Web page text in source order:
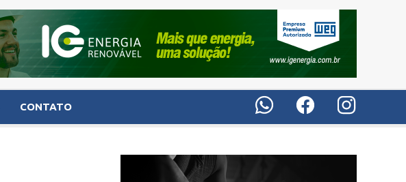
CONTATO